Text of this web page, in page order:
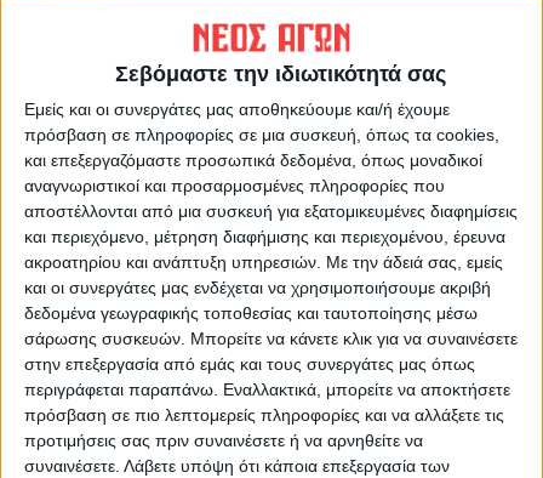
Σεβόμαστε την ιδιωτικότητά σας
Εμείς και οι συνεργάτες μας αποθηκεύουμε και/ή έχουμε
πρόσβαση σε πληροφορίες σε μια συσκευή, όπως τα cookies,
και επεξεργαζόμαστε προσωπικά δεδομένα, όπως μοναδικοί
αναγνωριστικοί και προσαρμοσμένες πληροφορίες που
αποστέλλονται από μια συσκευή για εξατομικευμένες διαφημίσεις
και περιεχόμενο, μέτρηση διαφήμισης και περιεχομένου, έρευνα
ακροατηρίου και ανάπτυξη υπηρεσιών. Με την άδειά σας, εμείς
και οι συνεργάτες μας ενδέχεται να χρησιμοποιήσουμε ακριβή
δεδομένα γεωγραφικής τοποθεσίας και ταυτοποίησης μέσω
σάρωσης συσκευών. Μπορείτε να κάνετε κλικ για να συναινέσετε
στην επεξεργασία από εμάς και τους συνεργάτες μας όπως
περιγράφεται παραπάνω. Εναλλακτικά, μπορείτε να αποκτήσετε
πρόσβαση σε πιο λεπτομερείς πληροφορίες και να αλλάξετε τις
προτιμήσεις σας πριν συναινέσετε ή να αρνηθείτε να
συναινέσετε. Λάβετε υπόψη ότι κάποια επεξεργασία των
Όλες οι εξελίξεις στην περιοχή της
Καρδίτσας και ευρύτερα της Θεσσαλίας
ΠΡΟΗΓΟΥΜΕΝΟ ΑΡΘΡΟ
Ξεκινάει το φεστιβάλ της
ΚΝΕ_Καλημέρα Θεσσαλία
ΕΠΟΜΕΝΟ ΑΡΘΡΟ
Αγροτικά ΙΕΚ: Εκπνέει η
προθεσμία εγγραφής
ΝΕΟΣ ΑΓΩΝ